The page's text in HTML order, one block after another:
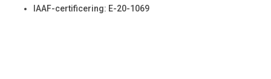
IAAF-certificering: E-20-1069